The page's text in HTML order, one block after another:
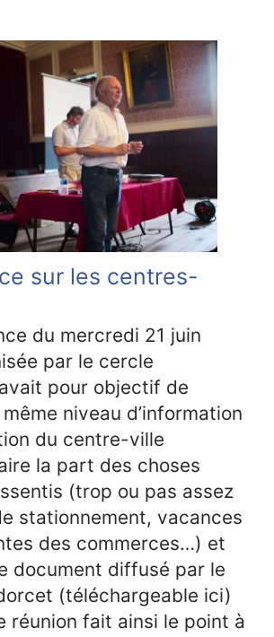
sur les centres-
du mercredi 21 juin
par le cercle
pour objectif de
niveau d’information
du centre-ville
la part des choses
(trop ou pas assez
stationnement, vacances
des commerces…) et
document diffusé par le
(téléchargeable ici)
réunion fait ainsi le point à